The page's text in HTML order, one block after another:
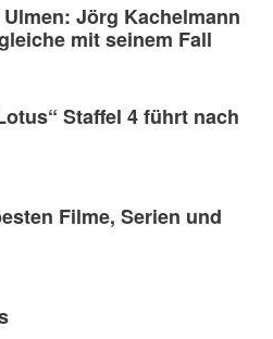
Jörg Kachelmann
mit seinem Fall
Staffel 4 führt nach
Filme, Serien und